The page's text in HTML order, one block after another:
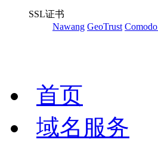
SSL证书
Nawang GeoTrust Comodo
首页
域名服务